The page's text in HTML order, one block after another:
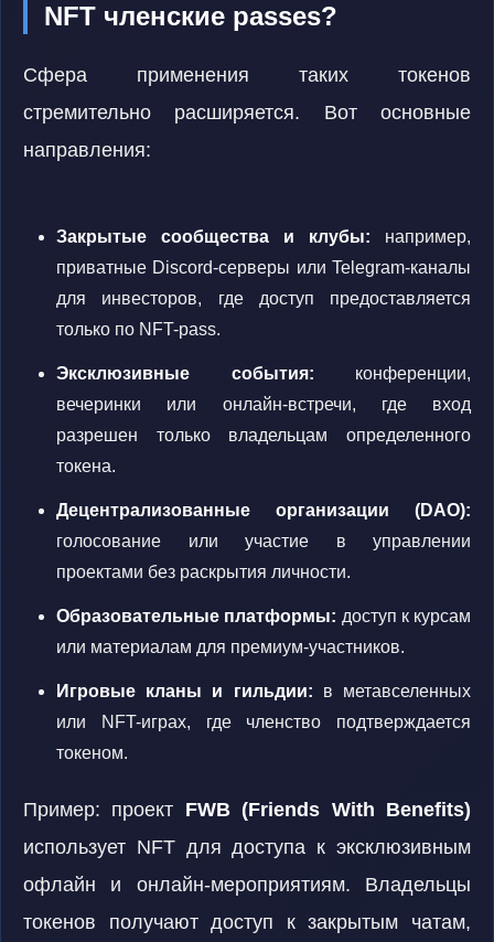
NFT членские passes?
Сфера применения таких токенов
стремительно расширяется. Вот основные
направления:
Закрытые сообщества и клубы: например,
приватные Discord-серверы или Telegram-каналы
для инвесторов, где доступ предоставляется
только по NFT-pass.
Эксклюзивные события: конференции,
вечеринки или онлайн-встречи, где вход
разрешен только владельцам определенного
токена.
Децентрализованные организации (DAO):
голосование или участие в управлении
проектами без раскрытия личности.
Образовательные платформы: доступ к курсам
или материалам для премиум-участников.
Игровые кланы и гильдии: в метавселенных
или NFT-играх, где членство подтверждается
токеном.
Пример: проект FWB (Friends With Benefits)
использует NFT для доступа к эксклюзивным
офлайн и онлайн-мероприятиям. Владельцы
токенов получают доступ к закрытым чатам,